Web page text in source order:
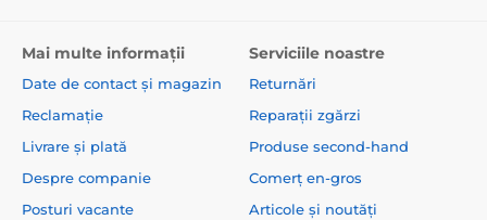
Mai multe informații
Date de contact și magazin
Reclamație
Livrare și plată
Despre companie
Posturi vacante
Serviciile noastre
Returnări
Reparații zgărzi
Produse second-hand
Comerț en-gros
Articole și noutăți